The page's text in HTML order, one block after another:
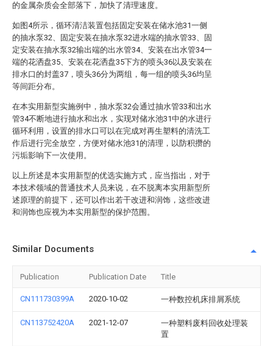
的金属杂质会全部落下，加快了清理速度。
如图4所示，循环清洁装置包括固定安装在储水池31一侧
的抽水泵32、固定安装在抽水泵32进水端的抽水管33、固
定安装在抽水泵32输出端的出水管34、安装在出水管34一
端的花洒盘35、安装在花洒盘35下方的喷头36以及安装在
排水口的封盖37，喷头36分为两组，每一组的喷头36均呈
等间距分布。
在本实用新型实施例中，抽水泵32会通过抽水管33和出水
管34不断地进行抽水和出水，实现对储水池31中的水进行
循环利用，设置的排水口可以在完成对再生塑料的清洗工
作后进行完全放空，方便对储水池31的清理，以防积攒的
污垢影响下一次使用。
以上所述是本实用新型的优选实施方式，应当指出，对于
本技术领域的普通技术人员来说，在不脱离本实用新型所
述原理的前提下，还可以作出若干改进和润饰，这些改进
和润饰也应视为本实用新型的保护范围。
Similar Documents
Publication Publication Date Title
CN111730399A 2020-10-02 一种数控机床排屑系统
CN113752420A 2021-12-07
一种塑料废料回收处理装
置